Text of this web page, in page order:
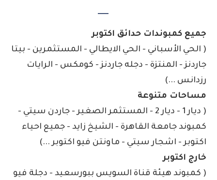
جميع كمبوندات حدائق اكتوبر
( الحي الأسباني - الحي الايطالي - المستثمرين - بيتا
جاردنز - المنتزة - دجله جاردنز - كومكس - الرايات
رزدانس ...)
مساحات متنوعة
( ديار 1 - ديار 2 - المستثمر الصغير - جاردن سيتي -
كمبوند جامعة القاهرة - الشيخ زايد - جميع احياء
اكتوبر - اشجار سيتي - ماونتن فيو اكتوبر ...)
خارج اكتوبر
( كمبوند هيئة قناة السويس ببورسعيد - دجلة فيو